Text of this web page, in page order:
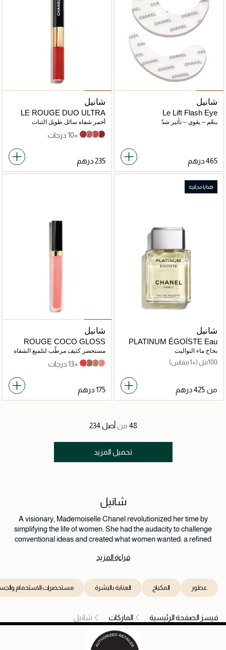
شانيل
Le Lift Flash Eye
ينعّم – يقوي – تأثير شدّ
شانيل
LE ROUGE DUO ULTRA
TENUE
أحمر شفاه سائل طويل الثبات
152 Shake
144 Move
148 Feel
156 Dance +10 درجات
هدايا مجانية
شانيل
PLATINUM ÉGOÏSTE Eau
de Toilette Vaporisateur
بخاخ ماء التواليت
100مل (+1 مقاس)
من
شانيل
ROUGE COCO GLOSS
مستحضر كثيف مرطّب لتلميع الشفاه
166 physical
722 noce moscata
716 caramel
748 nectar +13 درجات
48 من أصل 234
تحميل المزيد
شانيل
A visionary, Mademoiselle Chanel revolutionized her time by
simplifying the life of women. She had the audacity to challenge
conventional ideas and created what women wanted: a refined
original creation. Its aesthetic always goes hand in hand with a
only beauty, but also style.
قراءة المزيد
عطور المكياج العناية بالبشرة مستحضرات الاستحمام
فيسز الصفحة الرئيسية الماركات شانيل